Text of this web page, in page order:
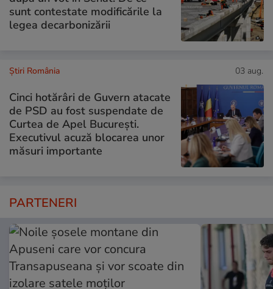
sunt contestate modificările la
legea decarbonizării
Știri România 03 aug.
Cinci hotărâri de Guvern atacate
de PSD au fost suspendate de
Curtea de Apel București.
Executivul acuză blocarea unor
măsuri importante
PARTENERI